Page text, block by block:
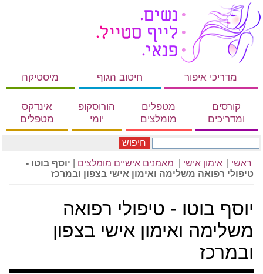
מדריכי איפור חיטוב הגוף מיסטיקה
קורסים
ומדריכים
מטפלים
מומלצים
הורוסקופ
יומי
אינדקס
מטפלים
חיפוש
ראשי אימון אישי מאמנים אישיים מומלצים
יוסף בוטו -
טיפולי רפואה משלימה ואימון אישי בצפון ובמרכז
יוסף בוטו - טיפולי רפואה
משלימה ואימון אישי בצפון
ובמרכז